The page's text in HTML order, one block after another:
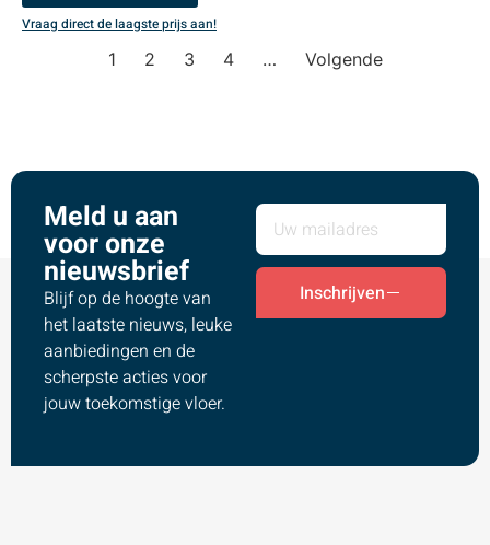
Vraag direct de laagste prijs aan!
1 2 3 4 … Volgende
Meld u aan
voor onze
nieuwsbrief
Blijf op de hoogte van
het laatste nieuws, leuke
aanbiedingen en de
scherpste acties voor
jouw toekomstige vloer.
Inschrijven